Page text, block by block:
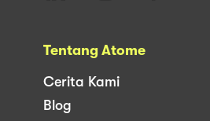
Tentang Atome
Cerita Kami
Blog